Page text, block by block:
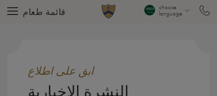
قائمة طعام
choose
language
ابق على اطلاع
النشرة الإخبارية